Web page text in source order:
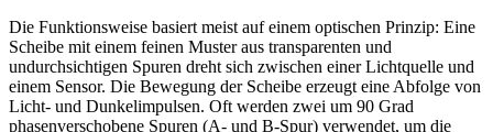
Die Funktionsweise basiert meist auf einem optischen Prinzip: Eine
Scheibe mit einem feinen Muster aus transparenten und
undurchsichtigen Spuren dreht sich zwischen einer Lichtquelle und
einem Sensor. Die Bewegung der Scheibe erzeugt eine Abfolge von
Licht- und Dunkelimpulsen. Oft werden zwei um 90 Grad
phasenverschobene Spuren (A- und B-Spur) verwendet, um die